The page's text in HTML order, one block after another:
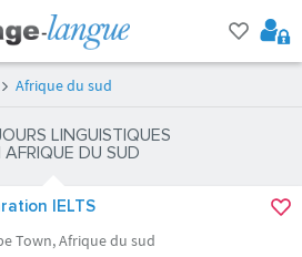
Afrique du sud
LINGUISTIQUES
AFRIQUE DU SUD
IELTS
Town, Afrique du sud